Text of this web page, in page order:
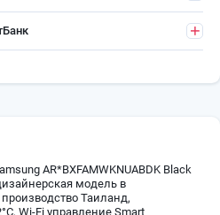
AR*BXFAMWKNUABDK Black
модель в
Таиланд,
Wi-Fi управление Smart